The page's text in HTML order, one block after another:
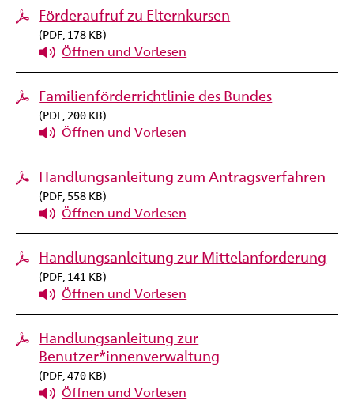
Förderaufruf zu Elternkursen
(PDF, 178 KB)
Öffnen und Vorlesen
Familienförderrichtlinie des Bundes
(PDF, 200 KB)
Öffnen und Vorlesen
Handlungsanleitung zum Antragsverfahren
(PDF, 558 KB)
Öffnen und Vorlesen
Handlungsanleitung zur Mittelanforderung
(PDF, 141 KB)
Öffnen und Vorlesen
Handlungsanleitung zur
Benutzer*innenverwaltung
(PDF, 470 KB)
Öffnen und Vorlesen